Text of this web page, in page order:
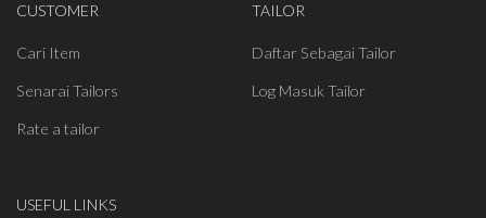
CUSTOMER
Cari Item
Senarai Tailors
Rate a tailor
TAILOR
Daftar Sebagai Tailor
Log Masuk Tailor
USEFUL LINKS